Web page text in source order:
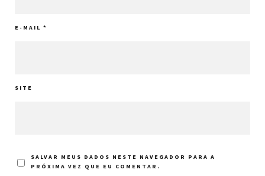
E-MAIL *
SITE
SALVAR MEUS DADOS NESTE NAVEGADOR PARA A
PRÓXIMA VEZ QUE EU COMENTAR.